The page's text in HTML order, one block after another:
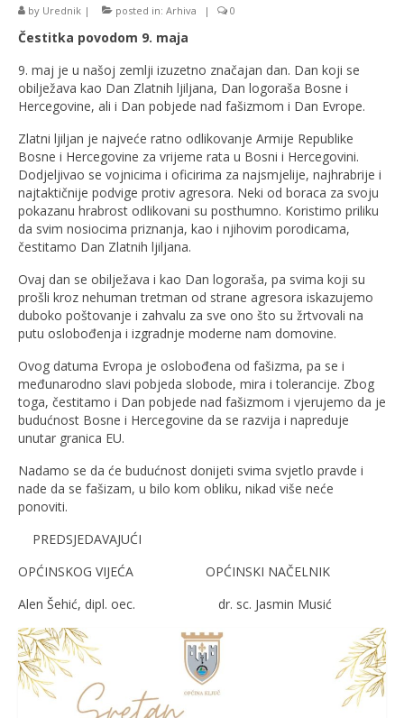
by Urednik | posted in: Arhiva | 0
Čestitka povodom 9. maja
9. maj je u našoj zemlji izuzetno značajan dan. Dan koji se
obilježava kao Dan Zlatnih ljiljana, Dan logoraša Bosne i
Hercegovine, ali i Dan pobjede nad fašizmom i Dan Evrope.
Zlatni ljiljan je najveće ratno odlikovanje Armije Republike
Bosne i Hercegovine za vrijeme rata u Bosni i Hercegovini.
Dodjeljivao se vojnicima i oficirima za najsmjelije, najhrabrije i
najtaktičnije podvige protiv agresora. Neki od boraca za svoju
pokazanu hrabrost odlikovani su posthumno. Koristimo priliku
da svim nosiocima priznanja, kao i njihovim porodicama,
čestitamo Dan Zlatnih ljiljana.
Ovaj dan se obilježava i kao Dan logoraša, pa svima koji su
prošli kroz nehuman tretman od strane agresora iskazujemo
duboko poštovanje i zahvalu za sve ono što su žrtvovali na
putu oslobođenja i izgradnje moderne nam domovine.
Ovog datuma Evropa je oslobođena od fašizma, pa se i
međunarodno slavi pobjeda slobode, mira i tolerancije. Zbog
toga, čestitamo i Dan pobjede nad fašizmom i vjerujemo da je
budućnost Bosne i Hercegovine da se razvija i napreduje
unutar granica EU.
Nadamo se da će budućnost donijeti svima svjetlo pravde i
nade da se fašizam, u bilo kom obliku, nikad više neće
ponoviti.
PREDSJEDAVAJUĆI
OPĆINSKOG VIJEĆA OPĆINSKI NAČELNIK
Alen Šehić, dipl. oec. dr. sc. Jasmin Musić